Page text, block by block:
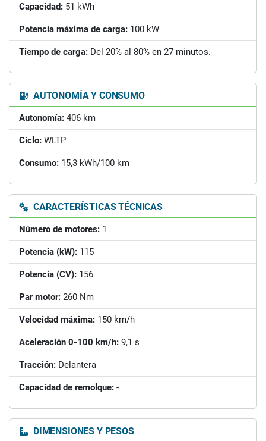
Capacidad: 51 kWh
Potencia máxima de carga: 100 kW
Tiempo de carga: Del 20% al 80% en 27 minutos.
AUTONOMÍA Y CONSUMO
Autonomía: 406 km
Ciclo: WLTP
Consumo: 15,3 kWh/100 km
CARACTERÍSTICAS TÉCNICAS
Número de motores: 1
Potencia (kW): 115
Potencia (CV): 156
Par motor: 260 Nm
Velocidad máxima: 150 km/h
Aceleración 0-100 km/h: 9,1 s
Tracción: Delantera
Capacidad de remolque: -
DIMENSIONES Y PESOS